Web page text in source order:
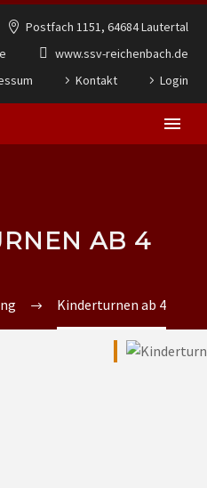
Postfach 1151, 64684 Lautertal
www.ssv-reichenbach.de
Kontakt Login
AB 4
Kinderturnen ab 4